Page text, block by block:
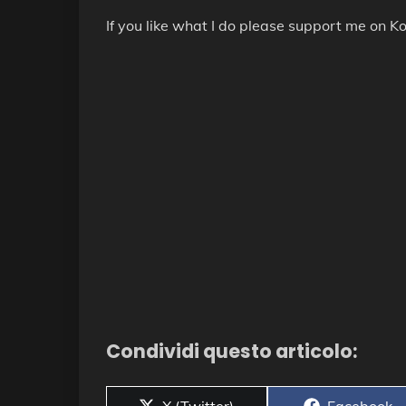
If you like what I do please support me on
Condividi questo articolo: